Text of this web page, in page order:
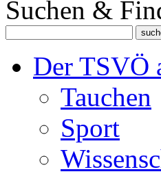
Suchen &
Der TSVÖ
Tauchen
Sport